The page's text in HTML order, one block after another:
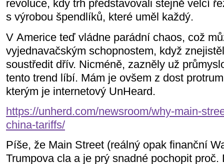
revoluce, kdy trh představovali stejně velcí
s výrobou špendlíků, které uměl každý.
V Americe teď vládne parádní chaos, což
vyjednavačským schopnostem, když
soustředit dřív. Nicméně, zazněly už
tento trend líbí. Mám je ovšem z dost
kterým je internetový UnHeard.
https://unherd.com/newsroom/why-main-
china-tariffs/
Píše, že Main Street (reálný opak finanční
Trumpova cla a je prý snadné pochopit